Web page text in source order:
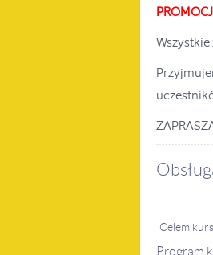
Celem
Program